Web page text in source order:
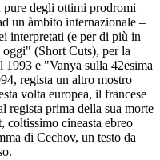
pure degli ottimi prodromi
un àmbito internazionale –
interpretati (e per di più in
(Short Cuts), per la
1993 e "Vanya sulla 42esima
regista un altro mostro
volta europea, il francese
prima della sua morte
coltissimo cineasta ebreo
di Cechov, un testo da